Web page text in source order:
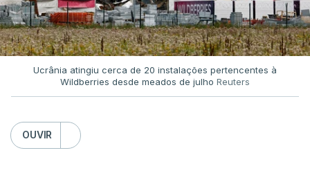
Ucrânia atingiu cerca de 20 instalações pertencentes à
Wildberries desde meados de julho Reuters
OUVIR